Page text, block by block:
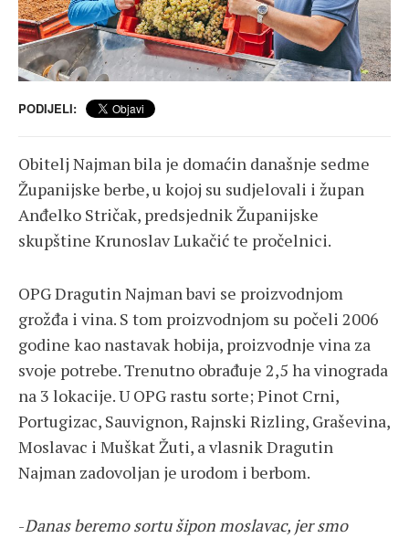
PODIJELI:
Obitelj Najman bila je domaćin današnje sedme
Županijske berbe, u kojoj su sudjelovali i župan
Anđelko Stričak, predsjednik Županijske
skupštine Krunoslav Lukačić te pročelnici.
OPG Dragutin Najman bavi se proizvodnjom
grožđa i vina. S tom proizvodnjom su počeli 2006
godine kao nastavak hobija, proizvodnje vina za
svoje potrebe. Trenutno obrađuje 2,5 ha vinograda
na 3 lokacije. U OPG rastu sorte; Pinot Crni,
Portugizac, Sauvignon, Rajnski Rizling, Graševina,
Moslavac i Muškat Žuti, a vlasnik Dragutin
Najman zadovoljan je urodom i berbom.
-Danas beremo sortu šipon moslavac, jer smo